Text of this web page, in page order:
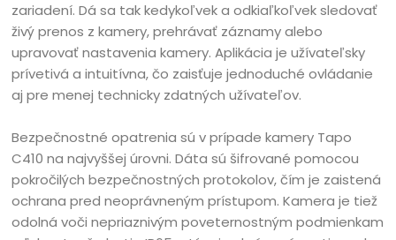
zariadení. Dá sa tak kedykoľvek a odkiaľkoľvek sledovať
živý prenos z kamery, prehrávať záznamy alebo
upravovať nastavenia kamery. Aplikácia je užívateľsky
prívetivá a intuitívna, čo zaisťuje jednoduché ovládanie
aj pre menej technicky zdatných užívateľov.
Bezpečnostné opatrenia sú v prípade kamery Tapo
C410 na najvyššej úrovni. Dáta sú šifrované pomocou
pokročilých bezpečnostných protokolov, čím je zaistená
ochrana pred neoprávneným prístupom. Kamera je tiež
odolná voči nepriaznivým poveternostným podmienkam